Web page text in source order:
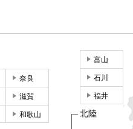
富山
石川
福井
北陸
奈良
滋賀
和歌山